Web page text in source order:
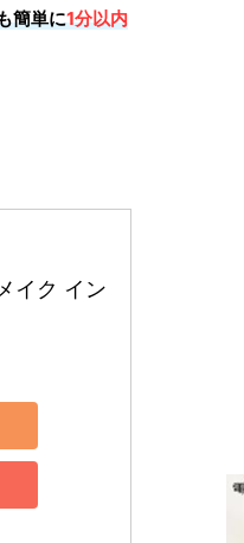
簡単に1分以内
イク イン